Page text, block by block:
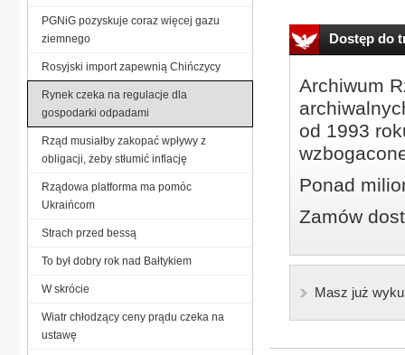
Dostęp do
Archiwum
od 1993
Ponad
Zamów
Masz już
PGNiG pozyskuje coraz więcej gazu
ziemnego
Rosyjski import zapewnią Chińczycy
Rynek czeka na regulacje dla
gospodarki odpadami
Rząd musiałby zakopać wpływy z
obligacji, żeby stłumić inflację
Rządowa platforma ma pomóc
Ukraińcom
Strach przed bessą
To był dobry rok nad Bałtykiem
W skrócie
Wiatr chłodzący ceny prądu czeka na
ustawę